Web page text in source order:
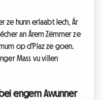
ze hunn erlaabt Iech, Är
an Ärem Zëmmer ze
op d'Plaz ze goen.
Mass vu villen
engem Awunner